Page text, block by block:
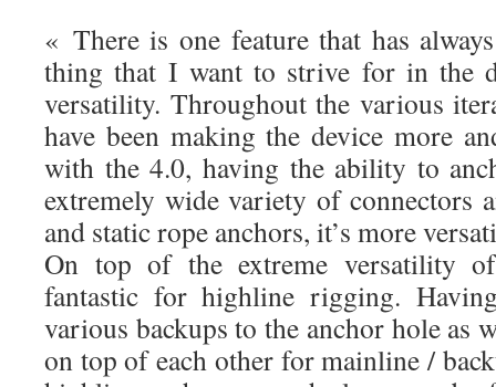
« There is one feature that has
thing that I want to strive for in the
versatility. Throughout the various
have been making the device more
with the 4.0, having the ability to
extremely wide variety of connectors
and static rope anchors, it’s more
On top of the extreme versatility
fantastic for highline rigging.
various backups to the anchor hole as
on top of each other for mainline /